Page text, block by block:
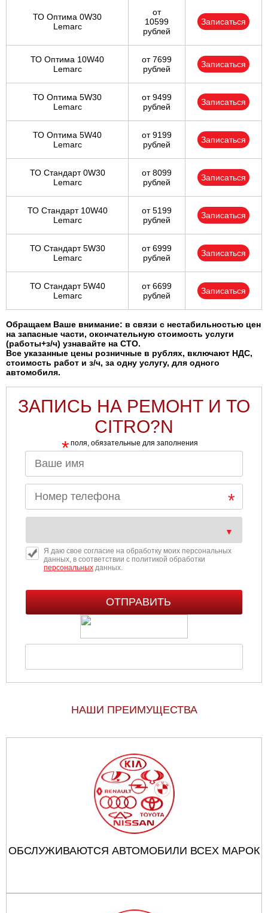
ТО Оптима 0W30
Lemarc
от
10599
рублей
Записаться
ТО Оптима 10W40
Lemarc
от 7699
рублей
Записаться
ТО Оптима 5W30
Lemarc
от 9499
рублей
Записаться
ТО Оптима 5W40
Lemarc
от 9199
рублей
Записаться
ТО Стандарт 0W30
Lemarc
от 8099
рублей
Записаться
ТО Стандарт 10W40
Lemarc
от 5199
рублей
Записаться
ТО Стандарт 5W30
Lemarc
от 6999
рублей
Записаться
ТО Стандарт 5W40
Lemarc
от 6699
рублей
Записаться
Обращаем Ваше внимание: в связи с нестабильностью цен
на запасные части, окончательную стоимость услуги
(работы+з/ч) узнавайте на СТО.
Все указанные цены розничные в рублях, включают НДС,
стоимость работ и з/ч, за одну услугу, для одного
автомобиля.
ЗАПИСЬ НА РЕМОНТ И ТО
CITRO?N
* поля, обязательные для заполнения
Я даю свое согласие на обработку моих персональных
данных, в соответствии с политикой обработки
персональныхданных.
НАШИ ПРЕИМУЩЕСТВА
ОБСЛУЖИВАЮТСЯ АВТОМОБИЛИ ВСЕХ МАРОК